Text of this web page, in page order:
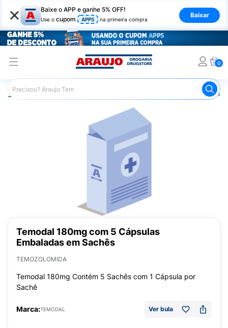
× Baixe o APP e ganhe 5% OFF!
Use o cupom APP5 na primeira compra
Baixar
0
Araujo Medicamentos
Temodal 180mg com 5 Cápsulas
Embaladas em Sachês
TEMOZOLOMIDA
Temodal 180mg Contém 5 Sachês com 1 Cápsula por
Sachê
Marca:TEMODAL Ver bula